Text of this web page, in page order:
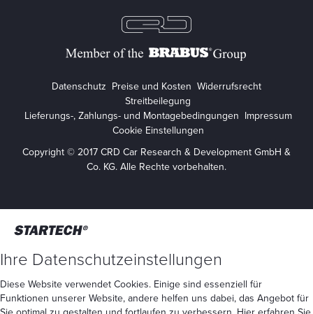
Datenschutz Preise und Kosten Widerrufsrecht
Streitbeilegung
Lieferungs-, Zahlungs- und Montagebedingungen Impressum
Cookie Einstellungen
Copyright © 2017 CRD Car Research & Development GmbH &
Co. KG. Alle Rechte vorbehalten.
Ihre Datenschutzeinstellungen
Diese Website verwendet Cookies. Einige sind essenziell für
Funktionen unserer Website, andere helfen uns dabei, das Angebot für